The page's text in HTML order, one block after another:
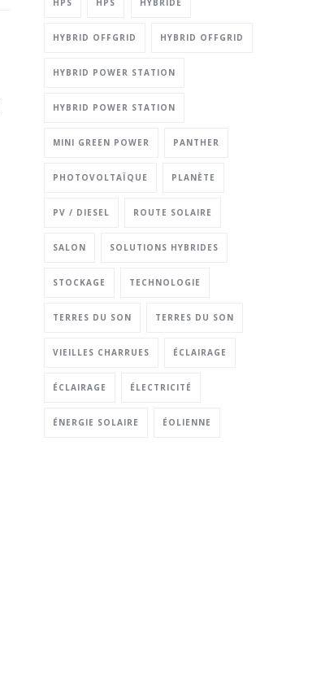
HPS HPS HYBRIDE
HYBRID OFFGRID HYBRID OFFGRID
HYBRID POWER STATION
HYBRID POWER STATION
MINI GREEN POWER PANTHER
PHOTOVOLTAÏQUE PLANÈTE
PV / DIESEL ROUTE SOLAIRE
SALON SOLUTIONS HYBRIDES
STOCKAGE TECHNOLOGIE
TERRES DU SON TERRES DU SON
VIEILLES CHARRUES ÉCLAIRAGE
ÉCLAIRAGE ÉLECTRICITÉ
ÉNERGIE SOLAIRE ÉOLIENNE